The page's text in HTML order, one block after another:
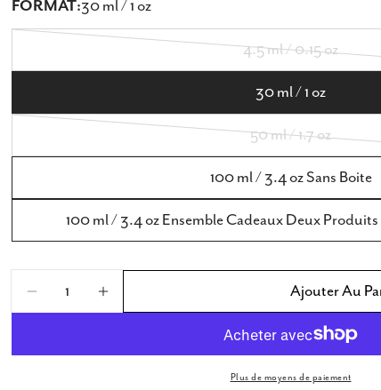
Ouvrir le média 4 en mode modal
FORMAT:30 ml / 1 oz
4.5 ml / 0.15 oz
Variante
épuisée
ou
indisponible
30 ml / 1 oz
50 ml / 1.7 oz
Variante
épuisée
ou
100 ml / 3.4 oz Sans Boite
100 ml / 3.4 oz Ensemble Cadeaux Deux Produits
Quantité
Diminuer La Quantité Pour Faconnable
Augmenter La Quantité Pour
Ajouter Au
Plus de moyens de paiement